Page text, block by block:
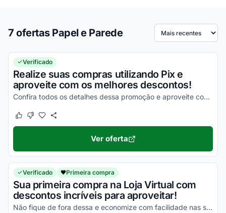
7 ofertas Papel e Parede Ordenar por
Verificado
Realize suas compras utilizando Pix e
aproveite com os melhores descontos!
Confira todos os detalhes dessa promoção e aproveite com as melhores vantagens possíveis!
Este cupom funcionou
Este cupom não funcionou
Ver oferta
Verificado Primeira compra
Sua primeira compra na Loja Virtual com
descontos incríveis para aproveitar!
Não fique de fora dessa e economize com facilidade nas suas compras!